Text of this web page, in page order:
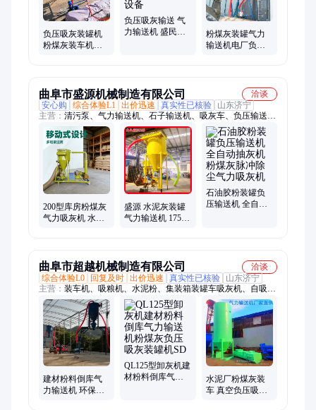
吸料机
负压吸灰装罐机
粉煤灰装车机电
负压吸灰输送 气
力输送机 盛民供
粉煤灰装罐气力
输送机电厂负压
曲阜市盛源机械制造有限公司
洽谈
安心购
综合体验L1 出价迅速 真实性已核验
山东济宁
主营： 清污泵、气力输送机、石子输送机、吸灰车、负压输送设
备、水泥负压吸料机、装车气力吸灰机、移动式灰车、滚筒抛光
机、泥浆吸料机、粉煤灰装车机、砖头石子抽料机、电动滚筒研
磨机、石头磨圆滚石机、真空气力吸粮机、锅炉灰渣清灰车
200型库房粉煤灰
气力吸灰机 水泥
盛源 水泥灰装罐
气力输送机 175型
石油胶粉装罐负
压输送机 全自动
曲阜市超越机械制造有限公司
洽谈
综合体验L0
回复及时 出价迅速 真实性已核验
山东济宁
主营： 装车机、吸粮机、水泥粉、集装箱装罐车吸灰机、自吸式
负压吸灰机、输送机、气力吸、卸车机、粮食装车、粉煤灰装
车、集装箱卸车机、集装箱拆箱机、集装箱卸灰机、港口卸集装
箱水泥输灰机、码头卸集装箱拆箱设备、火烧铁干磨机、六角滚
筒抛光机、皮带输送机、环保无尘卸灰机、螺旋输送机、斗式提
升机、去毛刺去锈滚筒机、火车站卸水泥卸车机
建材粉料倒库气
力输送机 环保粉
QL125型卸灰机建
材粉料倒库气力
水泥厂粉煤灰装
车 真空负压吸灰